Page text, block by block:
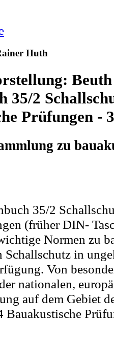
Huth
35/2
Prüfungen -
zu
35/2
(früher DIN-
Normen zu
Schallschutz in
Von
nationalen,
auf dem Gebiet